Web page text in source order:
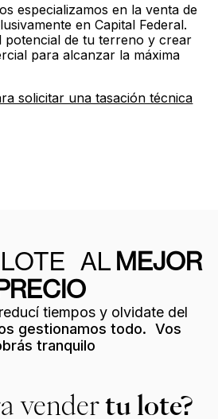
especializamos en la venta de
en Capital Federal.
potencial de tu terreno y crear
para alcanzar la máxima
solicitar una tasación técnica
LOTE AL MEJOR
PRECIO
tiempos y olvidate del
gestionamos todo. Vos
tranquilo
vender tu lote?